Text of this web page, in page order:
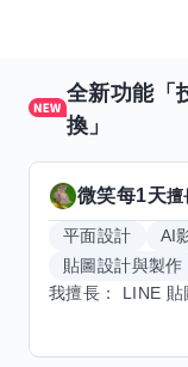
全新功能「
換」
微笑每1天
平面設計
AI
貼圖設計與製作